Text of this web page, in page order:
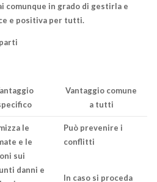
comunque in grado di gestirla e
e positiva per tutti.
Vantaggio comune
a tutti
le
e le
sui
danni e
Può prevenire i
conflitti
In caso si proceda